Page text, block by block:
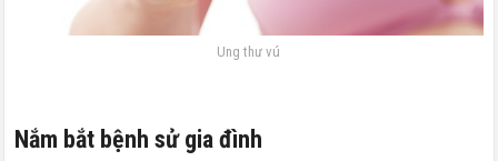
Ung thư vú
Nắm bắt bệnh sử gia đình